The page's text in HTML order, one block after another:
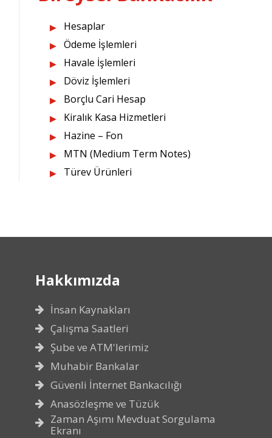
Hesaplar
Ödeme İşlemleri
Havale İşlemleri
Döviz İşlemleri
Borçlu Cari Hesap
Kiralık Kasa Hizmetleri
Hazine – Fon
MTN (Medium Term Notes)
Türev Ürünleri
Hakkımızda
İnsan Kaynakları
Çalışma Saatleri
Şube ve ATM'lerimiz
Muhabir Bankalar
Güvenli İnternet Bankacılığı
Anasözleşme ve Tüzük
Zaman Aşımı Mevduat Sorgulama
Ekranı